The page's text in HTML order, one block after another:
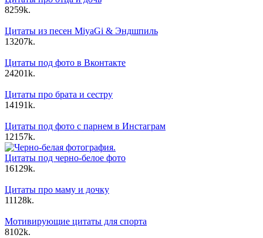
8259k.
Цитаты из песен MiyaGi & Эндшпиль
13207k.
Цитаты под фото в Вконтакте
24201k.
Цитаты про брата и сестру
14191k.
Цитаты под фото с парнем в Инстаграм
12157k.
Цитаты под черно-белое фото
16129k.
Цитаты про маму и дочку
11128k.
Мотивирующие цитаты для спорта
8102k.